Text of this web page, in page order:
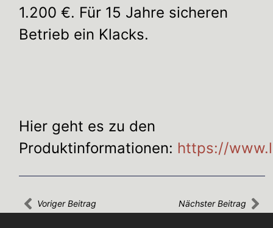
1.200 €. Für 15 Jahre sicheren
Betrieb ein Klacks.
Hier geht es zu den
Produktinformationen: https://
Voriger Beitrag Nächster Beitrag